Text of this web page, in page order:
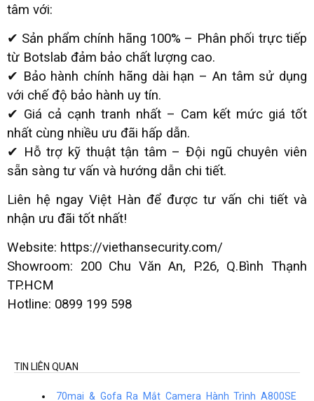
tâm với:
✔ Sản phẩm chính hãng 100% – Phân phối trực tiếp
từ Botslab đảm bảo chất lượng cao.
✔ Bảo hành chính hãng dài hạn – An tâm sử dụng
với chế độ bảo hành uy tín.
✔ Giá cả cạnh tranh nhất – Cam kết mức giá tốt
nhất cùng nhiều ưu đãi hấp dẫn.
✔ Hỗ trợ kỹ thuật tận tâm – Đội ngũ chuyên viên
sẵn sàng tư vấn và hướng dẫn chi tiết.
Liên hệ ngay Việt Hàn để được tư vấn chi tiết và
nhận ưu đãi tốt nhất!
Website: https://viethansecurity.com/
Showroom: 200 Chu Văn An, P.26, Q.Bình Thạnh
TP.HCM
Hotline: 0899 199 598
TIN LIÊN QUAN
70mai & Gofa Ra Mắt Camera Hành Trình A800SE